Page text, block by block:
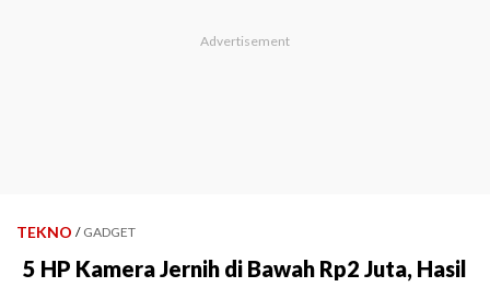
TEKNO / GADGET
5 HP Kamera Jernih di Bawah Rp2 Juta, Hasil